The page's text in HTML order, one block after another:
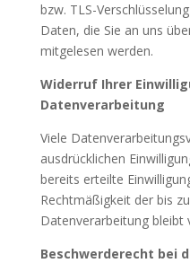
bzw. TLS-
Daten, die Sie an uns
mitgelesen werden.
Widerruf Ihrer
Datenverarbeitung
Viele
ausdrücklichen
bereits erteilte
Rechtmäßigkeit der bis
Datenverarbeitung bleibt
Beschwerderecht bei